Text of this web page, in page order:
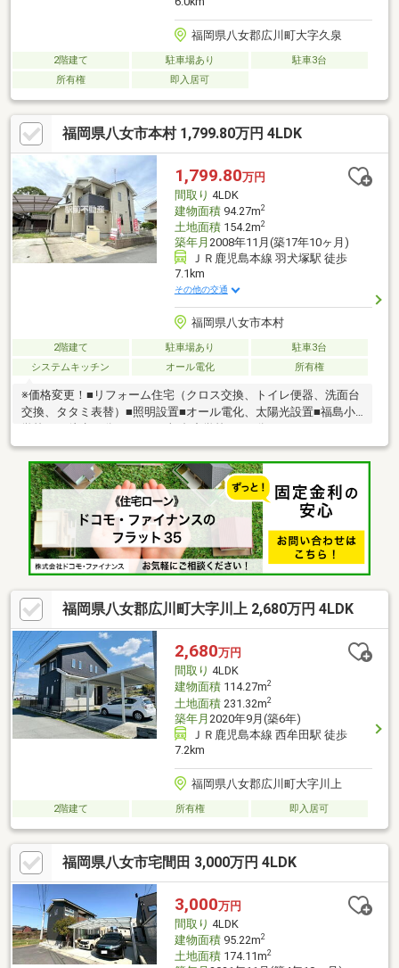
福岡県八女郡広川町大字久泉
2階建て 駐車場あり
駐車3台
所有権
即入居可
福岡県八女市本村 1,799.80万円 4LDK
1,799.80万円
間取り 4LDK
建物面積94.27m2
土地面積154.2m2
築年月 2008年11月(築17年10ヶ月)
ＪＲ鹿児島本線 羽犬塚駅 徒歩
7.1km
その他の交通
福岡県八女市本村
2階建て 駐車場あり
駐車3台
システムキッチン
オール電化 所有権
※価格変更！■リフォーム住宅（クロス交換、トイレ便器、洗面台
交換、タタミ表替）■照明設置■オール電化、太陽光設置■福島小
福岡県八女郡広川町大字川上 2,680万円 4LDK
2,680万円
間取り 4LDK
建物面積114.27m2
土地面積231.32m2
築年月 2020年9月(築6年)
ＪＲ鹿児島本線 西牟田駅 徒歩
7.2km
福岡県八女郡広川町大字川上
2階建て 所有権 即入居可
福岡県八女市宅間田 3,000万円 4LDK
3,000万円
間取り 4LDK
建物面積95.22m2
土地面積174.11m2